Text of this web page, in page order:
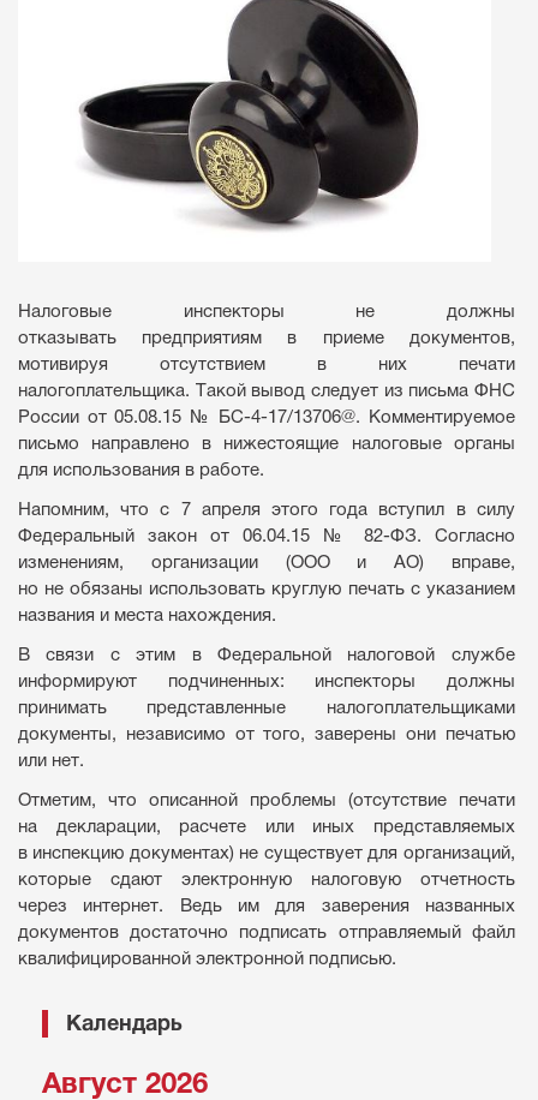
Налоговые инспекторы не должны
отказывать предприятиям в приеме документов,
мотивируя отсутствием в них печати
налогоплательщика. Такой вывод следует из письма ФНС
России от 05.08.15 № БС-4-17/13706@. Комментируемое
письмо направлено в нижестоящие налоговые органы
для использования в работе.
Напомним, что с 7 апреля этого года вступил в силу
Федеральный закон от 06.04.15 № 82-ФЗ. Согласно
изменениям, организации (ООО и АО) вправе,
но не обязаны использовать круглую печать с указанием
названия и места нахождения.
В связи с этим в Федеральной налоговой службе
информируют подчиненных: инспекторы должны
принимать представленные налогоплательщиками
документы, независимо от того, заверены они печатью
или нет.
Отметим, что описанной проблемы (отсутствие печати
на декларации, расчете или иных представляемых
в инспекцию документах) не существует для организаций,
которые сдают электронную налоговую отчетность
через интернет. Ведь им для заверения названных
документов достаточно подписать отправляемый файл
квалифицированной электронной подписью.
Календарь
Август 2026